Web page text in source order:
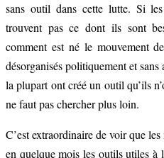
sans outil dans cette lutte. Si
trouvent pas ce dont ils sont
comment est né le mouvement
désorganisés politiquement et
la plupart ont créé un outil qu’ils
ne faut pas chercher plus loin.
C’est extraordinaire de voir que
en quelque mois les outils utiles à